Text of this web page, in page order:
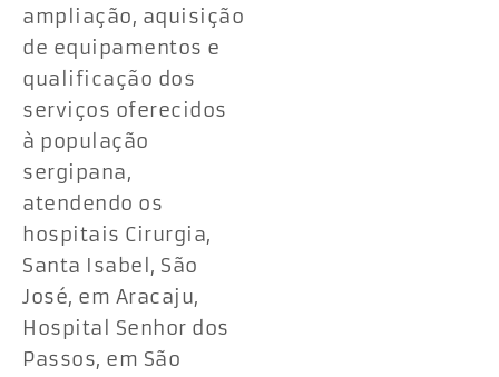
ampliação, aquisição
de equipamentos e
qualificação dos
serviços oferecidos
à população
sergipana,
atendendo os
hospitais Cirurgia,
Santa Isabel, São
José, em Aracaju,
Hospital Senhor dos
Passos, em São